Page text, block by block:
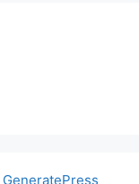
GeneratePress